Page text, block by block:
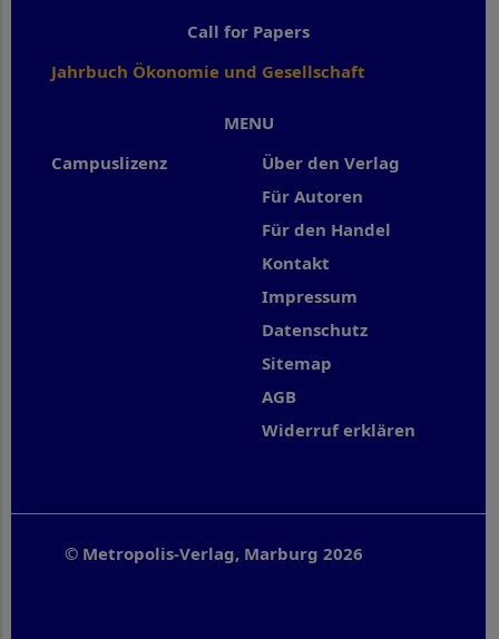
MENU
Campuslizenz
Über den Verlag
Für Autoren
Für den Handel
Kontakt
Impressum
Datenschutz
Sitemap
AGB
Widerruf erklären
Call for Papers
Jahrbuch Ökonomie und Gesellschaft
© Metropolis-Verlag, Marburg 2026